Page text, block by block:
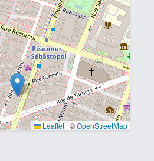
Leaflet | ©OpenStreetMap